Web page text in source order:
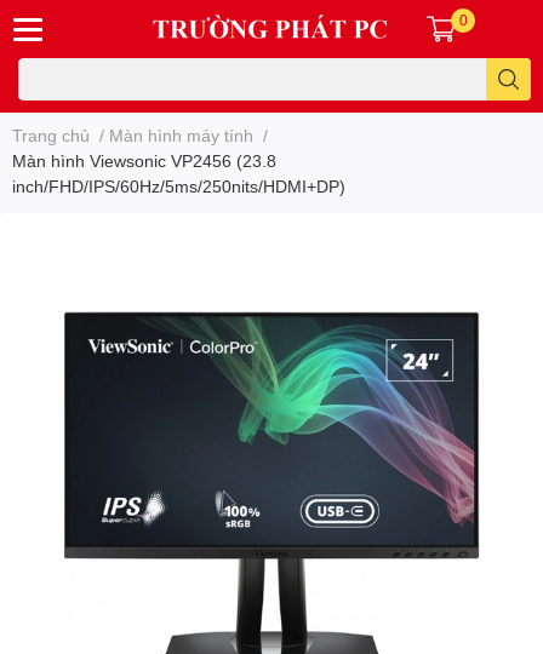
0
Trang chủ / Màn hình máy tính /
Màn hình Viewsonic VP2456 (23.8
inch/FHD/IPS/60Hz/5ms/250nits/HDMI+DP)